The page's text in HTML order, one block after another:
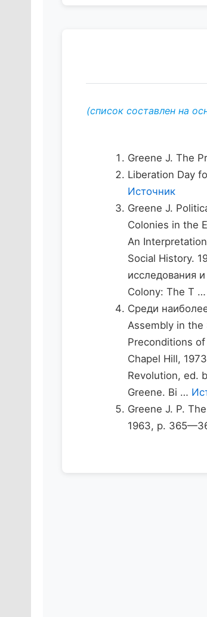
(список составлен на
Greene J. The
Liberation Day
Источник
Greene J.
Colonies in the
An
Social History.
исследования
Colony: The T …
Среди
Assembly in the
Preconditions
Chapel Hill,
Revolution, ed.
Greene. Bi …
Greene J. P.
1963, p.